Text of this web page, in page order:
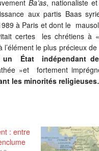
Ba’as, nationaliste
aux partis Baas
à Paris et dont le
certes les chrétiens à «
l’élément le plus précieux
État indépendant de
»et fortement
les minorités
: entre